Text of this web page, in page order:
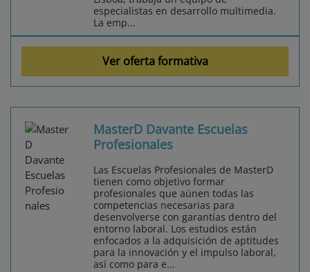
especialistas en desarrollo multimedia.
La emp...
Ver oferta formativa
MasterD Davante Escuelas
Profesionales
Las Escuelas Profesionales de MasterD
tienen como objetivo formar
profesionales que aúnen todas las
competencias necesarias para
desenvolverse con garantías dentro del
entorno laboral. Los estudios están
enfocados a la adquisición de aptitudes
para la innovación y el impulso laboral,
así como para e...